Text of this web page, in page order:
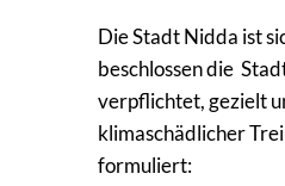
Die Stadt Nidda ist
beschlossen die
verpflichtet, gezielt
klimaschädlicher
formuliert: